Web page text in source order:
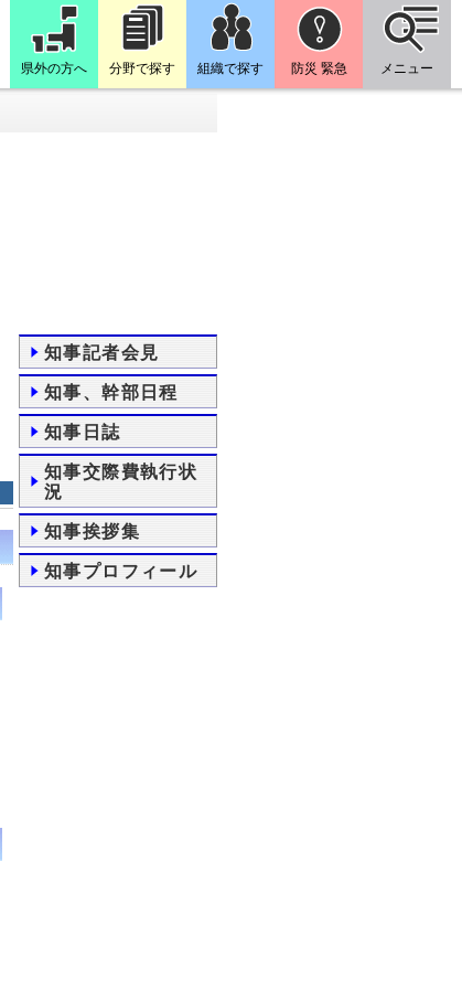
県外の方へ 分野で探す 組織で探す 防災 緊急 メニュー
知事記者会見
知事、幹部日程
知事日誌
知事交際費執行状
況
知事挨拶集
知事プロフィール